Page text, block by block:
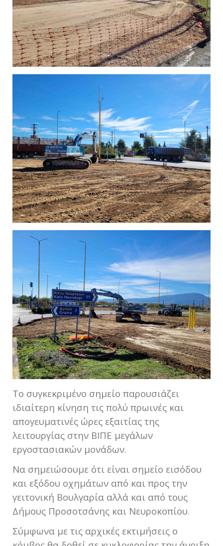
Το συγκεκριμένο σημείο παρουσιάζει
ιδιαίτερη κίνηση τις πολύ πρωινές και
απογευματινές ώρες εξαιτίας της
λειτουργίας στην ΒΙΠΕ μεγάλων
εργοστασιακών μονάδων.
Να σημειώσουμε ότι είναι σημείο εισόδου
και εξόδου οχημάτων από και προς την
γειτονική Βουλγαρία αλλά και από τους
Δήμους Προσοτσάνης και Νευροκοπίου.
Σύμφωνα με τις αρχικές εκτιμήσεις ο